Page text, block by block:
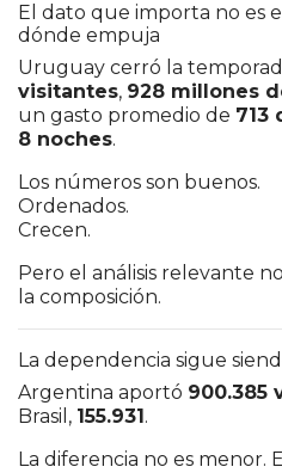
El dato que importa no es
dónde empuja
Uruguay cerró la
visitantes, 928 millones
un gasto promedio de 713
8 noches.
Los números son buenos.
Ordenados.
Crecen.
Pero el análisis relevante
la composición.
La dependencia sigue
Argentina aportó 900.385
Brasil, 155.931.
La diferencia no es menor.